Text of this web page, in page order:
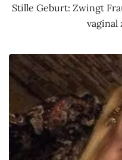
Stille Geburt: Zwingt
vaginal